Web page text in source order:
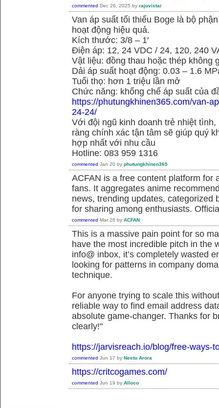
commented Dec 26, 2025 by rajuvistar
Van áp suất tối thiểu Boge là bộ
hoạt động hiệu quả.
Kích thước: 3/8 – 1′
Điện áp: 12, 24 VDC / 24, 120, 240
Vật liệu: đồng thau hoặc thép không
Dải áp suất hoạt động: 0.03 – 1.6
Tuổi thọ: hơn 1 triệu lần mở
Chức năng: khống chế áp suất của
https://phutungkhinen365.com/van-
24-24/
Với đội ngũ kinh doanh trẻ nhiệt
ràng chính xác tận tâm sẽ giúp quý
hợp nhất với nhu cầu
Hotline: 083 959 1316
commented Jan 20 by phutungkhinen365
ACFAN is a free content platform for
fans. It aggregates anime
news, trending updates, categorized
for sharing among enthusiasts.
commented Mar 26 by ACFAN
This is a massive pain point for so
have the most incredible pitch in the
info@ inbox, it’s completely wasted
looking for patterns in company
technique.
For anyone trying to scale this
reliable way to find email address
absolute game-changer. Thanks for
clearly!"
https://jarvisreach.io/blog/free-ways-
commented Jun 17 by Neetu Arora
https://critcogames.com/
commented Jun 19 by Alloco